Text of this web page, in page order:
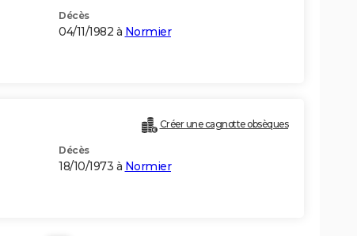
Décès
04/11/1982 à Normier
Créer une cagnotte obsèques
Décès
18/10/1973 à Normier